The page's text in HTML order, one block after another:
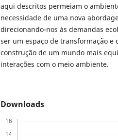
aqui descritos permeiam o
necessidade de uma nova
direcionando-nos às demandas
ser um espaço de transformação e
construção de um mundo mais
interações com o meio ambiente.
Downloads